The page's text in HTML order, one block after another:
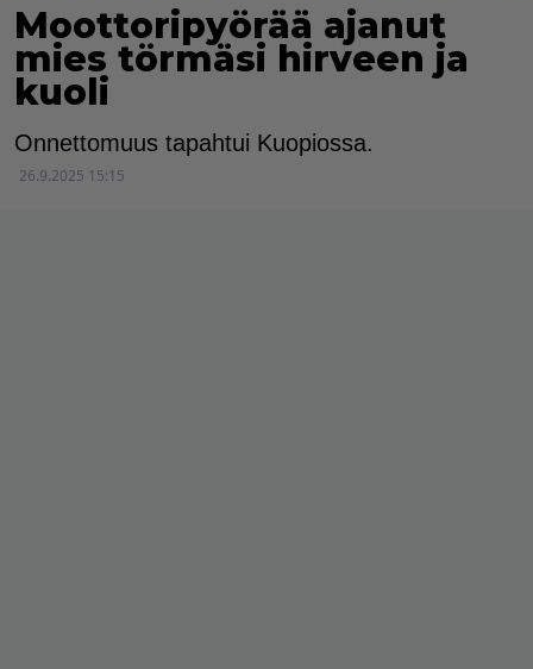
Moottoripyörää ajanut
mies törmäsi hirveen ja
kuoli
Onnettomuus tapahtui Kuopiossa.
26.9.2025 15:15